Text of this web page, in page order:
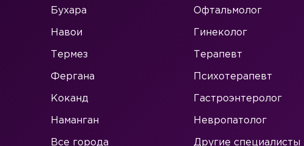
Бухара
Навои
Термез
Фергана
Коканд
Наманган
Все города
Офтальмолог
Гинеколог
Терапевт
Психотерапевт
Гастроэнтеролог
Невропатолог
Другие специалисты